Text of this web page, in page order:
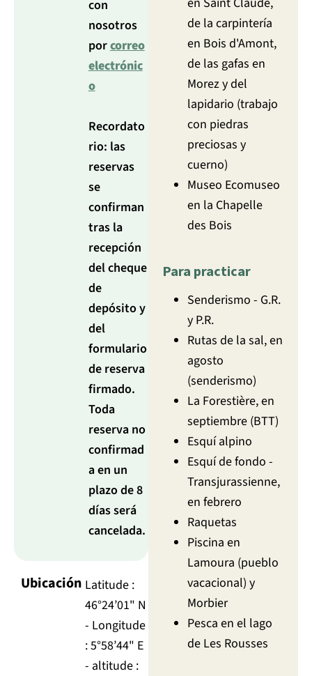
con
nosotros
porcorreo
electrónic
o
Recordato
rio: las
reservas
se
confirman
tras la
recepción
del cheque
de
depósito y
del
formulario
de reserva
firmado.
Toda
reserva no
confirmad
a en un
plazo de 8
días será
cancelada.
Ubicación Latitude :
46°24’01" N
- Longitude
: 5°58’44" E
- altitude :
de la carpintería
en Bois d'Amont,
de las gafas en
Morez y del
lapidario (trabajo
con piedras
preciosas y
cuerno)
Museo Ecomuseo
en la Chapelle
des Bois
Para practicar
Senderismo - G.R.
y P.R.
Rutas de la sal, en
agosto
(senderismo)
La Forestière, en
septiembre (BTT)
Esquí alpino
Esquí de fondo -
Transjurassienne,
en febrero
Raquetas
Piscina en
Lamoura (pueblo
vacacional) y
Morbier
Pesca en el lago
de Les Rousses